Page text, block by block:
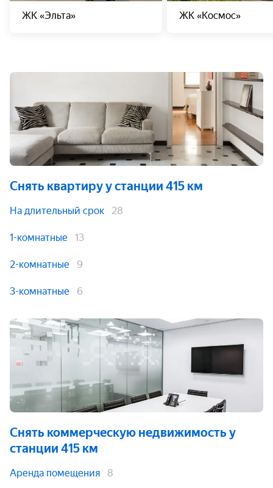
ЖК «Эльта» ЖК «Космос»
Снять квартируу станции 415 км
На длительный срок 28
1-комнатные 13
2-комнатные 9
3-комнатные 6
Снять коммерческую недвижимость у
станции 415 км
Аренда помещения 8